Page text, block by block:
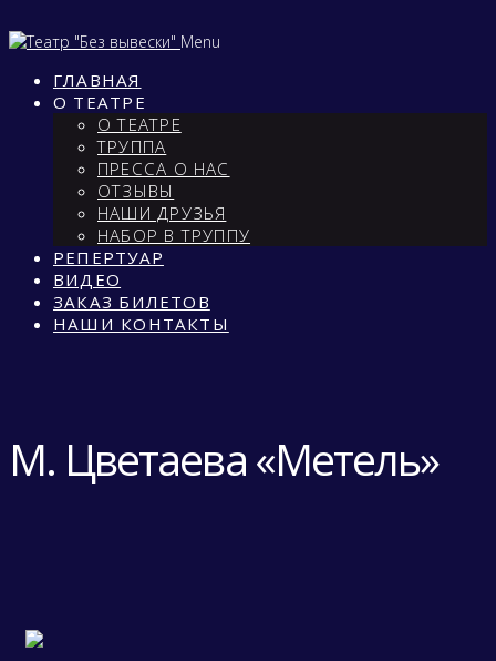
Menu
ГЛАВНАЯ
О ТЕАТРЕ
О ТЕАТРЕ
ТРУППА
ПРЕССА О НАС
ОТЗЫВЫ
НАШИ ДРУЗЬЯ
НАБОР В ТРУППУ
РЕПЕРТУАР
ВИДЕО
ЗАКАЗ БИЛЕТОВ
НАШИ КОНТАКТЫ
М. Цветаева «Метель»